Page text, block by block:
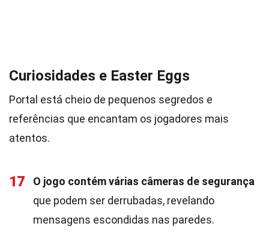
Curiosidades e Easter Eggs
Portal está cheio de pequenos segredos e
referências que encantam os jogadores mais
atentos.
17
O jogo contém várias câmeras de segurança
que podem ser derrubadas, revelando
mensagens escondidas nas paredes.